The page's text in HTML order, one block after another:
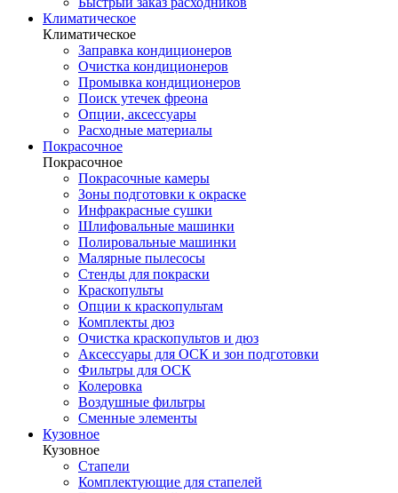
Климатическое
Климатическое
Заправка кондиционеров
Очистка кондиционеров
Промывка кондиционеров
Поиск утечек фреона
Опции, аксессуары
Расходные материалы
Покрасочное
Покрасочное
Покрасочные камеры
Зоны подготовки к окраске
Инфракрасные сушки
Шлифовальные машинки
Полировальные машинки
Малярные пылесосы
Стенды для покраски
Краскопульты
Опции к краскопультам
Комплекты дюз
Очистка краскопультов и дюз
Аксессуары для ОСК и зон подготовки
Фильтры для ОСК
Колеровка
Воздушные фильтры
Сменные элементы
Кузовное
Кузовное
Стапели
Комплектующие для стапелей